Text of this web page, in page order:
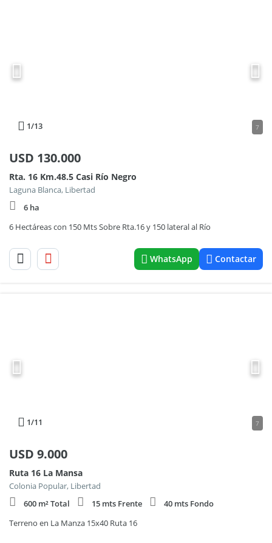
1/13 7
USD 130.000
Rta. 16 Km.48.5 Casi Río Negro
Laguna Blanca, Libertad
6 ha
6 Hectáreas con 150 Mts Sobre Rta.16 y 150 lateral al Río
WhatsApp Contactar
1/11 7
USD 9.000
Ruta 16 La Mansa
Colonia Popular, Libertad
600 m² Total
15 mts Frente
40 mts Fondo
Terreno en La Manza 15x40 Ruta 16